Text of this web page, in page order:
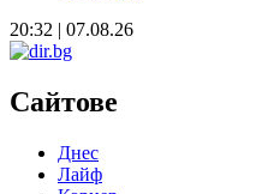
20:32 | 07.08.26
Сайтове
Днес
Лайф